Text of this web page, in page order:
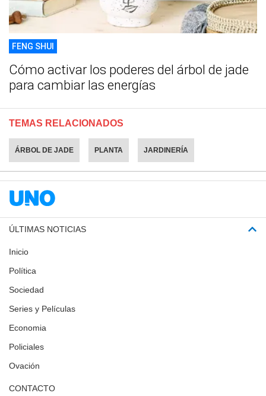
FENG SHUI
Cómo activar los poderes del árbol de jade
para cambiar las energías
TEMAS RELACIONADOS
ÁRBOL DE JADE PLANTA JARDINERÍA
ÚLTIMAS NOTICIAS
Inicio
Política
Sociedad
Series y Películas
Economia
Policiales
Ovación
CONTACTO